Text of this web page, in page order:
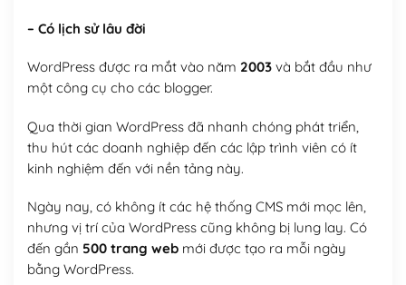
– Có lịch sử lâu đời
WordPress được ra mắt vào năm 2003và bắt đầu như
một công cụ cho các blogger.
Qua thời gian WordPress đã nhanh chóng phát triển,
thu hút các doanh nghiệp đến các lập trình viên có ít
kinh nghiệm đến với nền tảng này.
Ngày nay, có không ít các hệ thống CMS mới mọc lên,
nhưng vị trí của WordPress cũng không bị lung lay. Có
đến gần 500 trang webmới được tạo ra mỗi ngày
bằng WordPress.